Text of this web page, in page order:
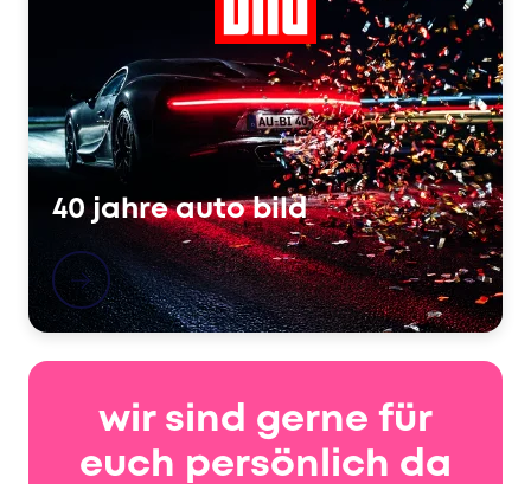
40 jahre auto bild
wir sind gerne für
euch persönlich da